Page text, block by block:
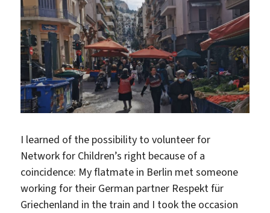
I learned of the possibility to volunteer for
Network for Children’s right because of a
coincidence: My flatmate in Berlin met someone
working for their German partner Respekt für
Griechenland in the train and I took the occasion